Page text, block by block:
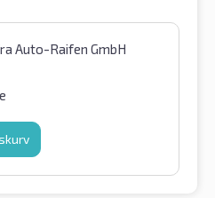
Auto-Raifen GmbH